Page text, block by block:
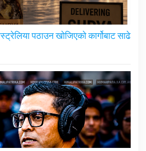
पठाउन खोजिएको कार्गोबाट साढे